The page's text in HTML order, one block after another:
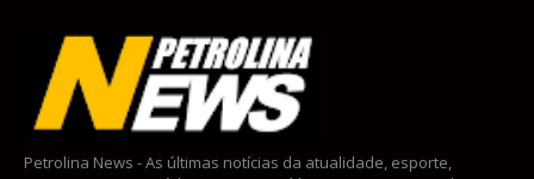
Petrolina News - As últimas notícias da atualidade, esporte,